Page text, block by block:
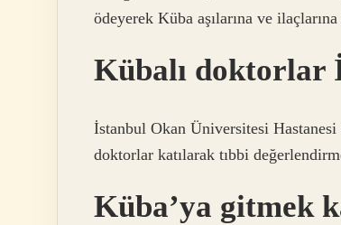
ödeyerek Küba aşılarına ve
Kübalı doktorlar
İstanbul Okan Üniversitesi
doktorlar katılarak tıbbi
Küba’ya gitmek